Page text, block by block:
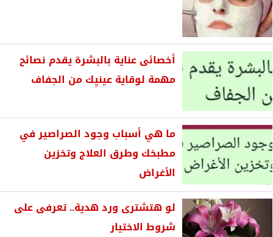
أخصائى عناية بالبشرة يقدم نصائح
مهمة لوقاية عينيِك من الجفاف
ما هي أسباب وجود الصراصير في
مطبخك وطرق العلاج وتخزين
الأغراض
لو هتشترى ورد هدية.. تعرفى على
شروط الاختيار